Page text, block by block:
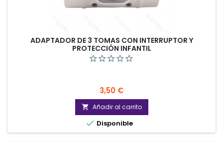
ADAPTADOR DE 3 TOMAS CON INTERRUPTOR Y
PROTECCIÓN INFANTIL
Precio
3,50 €
 Añadir al carrito
 Disponible